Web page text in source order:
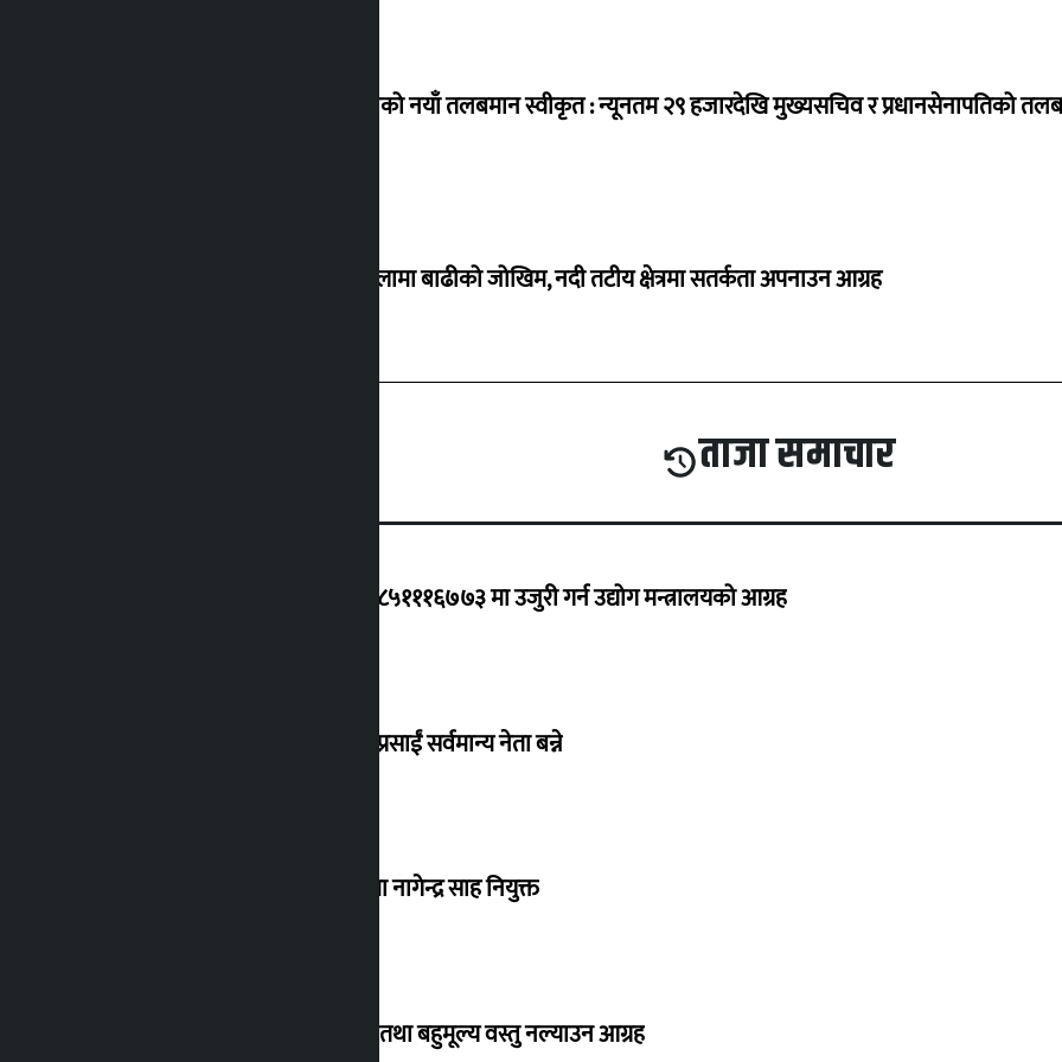
कर्मचारीको नयाँ तलबमान स्वीकृत : न्यूनतम २९ हजारदेखि मुख्यसचिव र प्रधानसेनापतिको
३० जिल्लामा बाढीको जोखिम, नदी तटीय क्षेत्रमा सतर्कता अपनाउन आग्रह
ताजा समाचार
ग्यासको कृत्रिम अभाव र कालोबजारी भए ९८५१११६७७३ मा उजुरी गर्न उद्योग मन्त्रालयको आग्रह
जय नेपाल पार्टी दर्ता गर्दै धवलशमशेर, दुर्गा प्रसाईं सर्वमान्य नेता बन्ने
नेपाल आयल निगमको कार्यकारी निर्देशकमा नागेन्द्र साह नियुक्त
विदेशबाट फर्किँदा अपरिचित व्यक्तिका सुन तथा बहुमूल्य वस्तु नल्याउन आग्रह